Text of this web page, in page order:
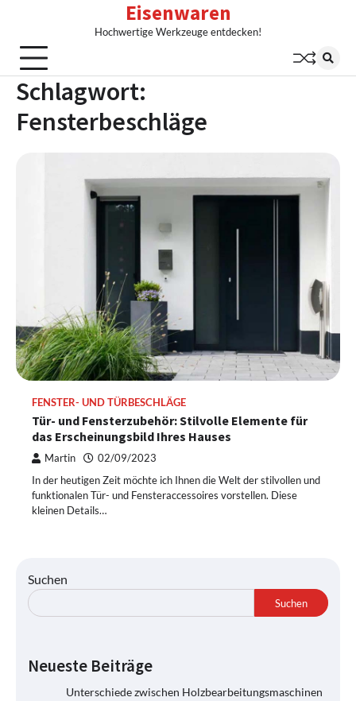
content
Eisenwaren
Hochwertige Werkzeuge entdecken!
Schlagwort:
Fensterbeschläge
FENSTER- UND TÜRBESCHLÄGE
Tür- und Fensterzubehör: Stilvolle Elemente für
das Erscheinungsbild Ihres Hauses
Martin 02/09/2023
In der heutigen Zeit möchte ich Ihnen die Welt der stilvollen und
funktionalen Tür- und Fensteraccessoires vorstellen. Diese
kleinen Details…
Suchen
Suchen
Neueste Beiträge
Unterschiede zwischen Holzbearbeitungsmaschinen